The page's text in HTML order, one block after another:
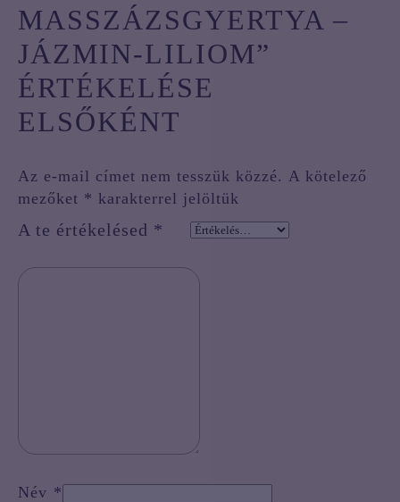
MASSZÁZSGYERTYA –
JÁZMIN-LILIOM”
ÉRTÉKELÉSE
ELSŐKÉNT
Az e-mail címet nem tesszük közzé. A kötelező
mezőket * karakterrel jelöltük
A te értékelésed *
Név *